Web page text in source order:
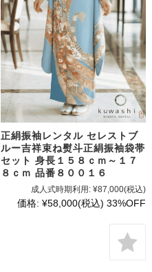
正絹振袖レンタル セレストブ
ルー吉祥束ね熨斗正絹振袖袋帯
セット 身長１５８ｃｍ～１７
８ｃｍ 品番８００１６
成人式時期利用: ¥87,000(税込)
価格: ¥58,000(税込) 33%OFF